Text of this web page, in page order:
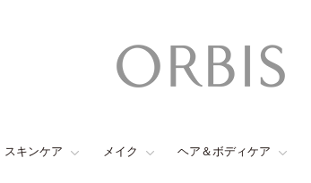
スキンケア メイク ヘア＆ボディケア